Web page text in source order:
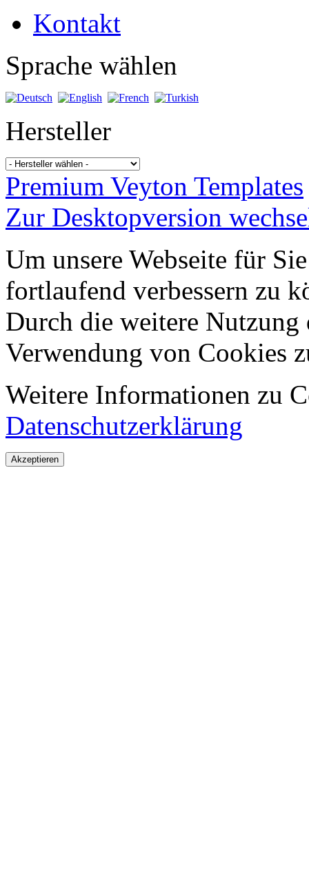
Kontakt
Sprache wählen
Hersteller
Premium Veyton Templates
Zur Desktopversion
Um unsere Webseite für
fortlaufend verbessern zu
Durch die weitere Nutzung
Verwendung von Cookies
Weitere Informationen zu
Datenschutzerklärung
Akzeptieren